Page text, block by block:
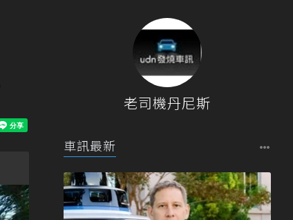
老司機丹尼斯
車訊最新